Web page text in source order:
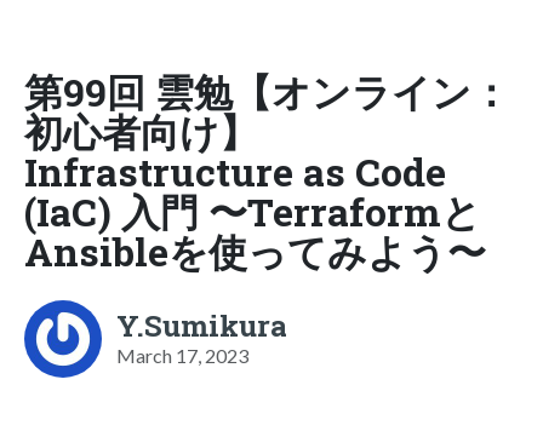
第99回 雲勉【オンライン：
初心者向け】
Infrastructure as Code
(IaC) 入門 〜Terraformと
Ansibleを使ってみよう〜
Y.Sumikura
March 17, 2023